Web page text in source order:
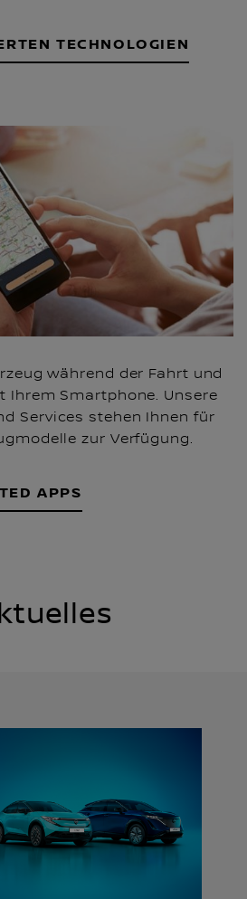
TECHNOLOGIEN
während der Fahrt und
Ihrem Smartphone. Unsere
Services stehen Ihnen für
zur Verfügung.
APPS